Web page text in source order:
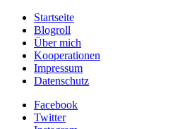
Startseite
Blogroll
Über mich
Kooperationen
Impressum
Datenschutz
Facebook
Twitter